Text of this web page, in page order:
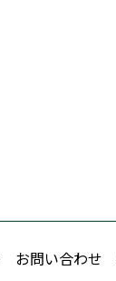
お問い合わせ